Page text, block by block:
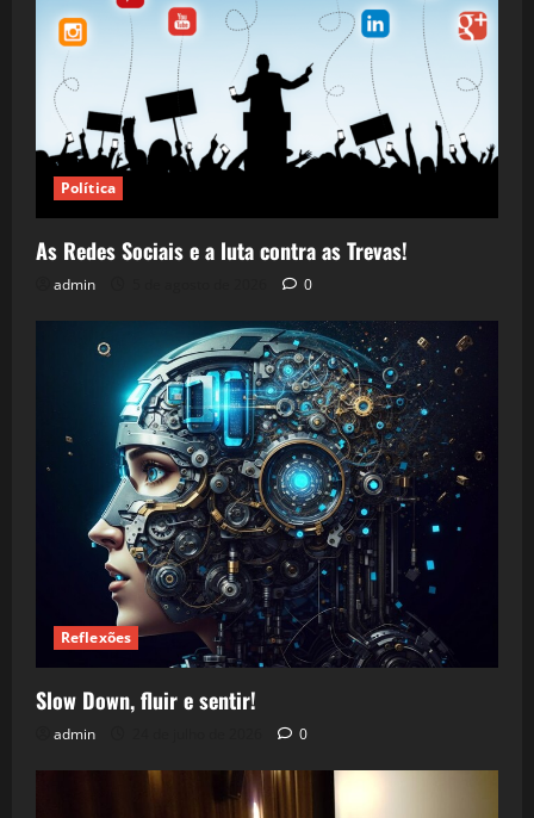
Política
As Redes Sociais e a luta contra as Trevas!
admin 0
Reflexões
Slow Down, fluir e sentir!
admin 0